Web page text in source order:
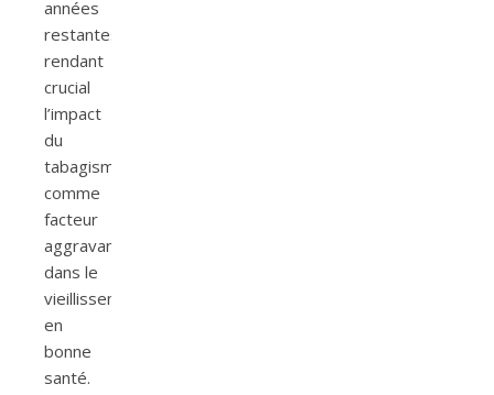
années
restantes,
rendant
crucial
l’impact
du
tabagisme
comme
facteur
aggravant
dans le
vieillissement
en
bonne
santé.